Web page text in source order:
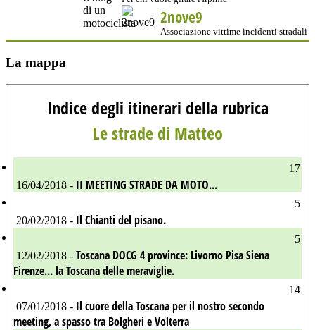
2nove9
Associazione vittime incidenti stradali
La mappa
Indice degli itinerari della rubrica
Le strade di Matteo
17
16/04/2018 - II MEETING STRADE DA MOTO...
5
20/02/2018 - Il Chianti del pisano.
5
12/02/2018 - Toscana DOCG 4 province: Livorno Pisa Siena
Firenze... la Toscana delle meraviglie.
14
07/01/2018 - Il cuore della Toscana per il nostro secondo
meeting, a spasso tra Bolgheri e Volterra